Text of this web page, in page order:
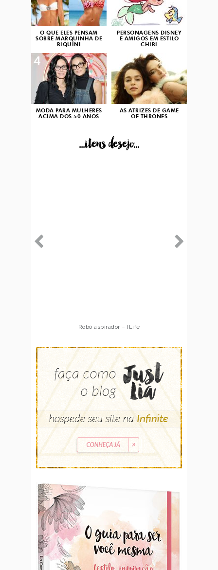
O QUE ELES PENSAM
SOBRE MARQUINHA DE
BIQUÍNI
PERSONAGENS DISNEY
E AMIGOS EM ESTILO
CHIBI
MODA PARA MULHERES
ACIMA DOS 50 ANOS
4
AS ATRIZES DE GAME
OF THRONES
...itens desejo...
Robô aspirador – ILife